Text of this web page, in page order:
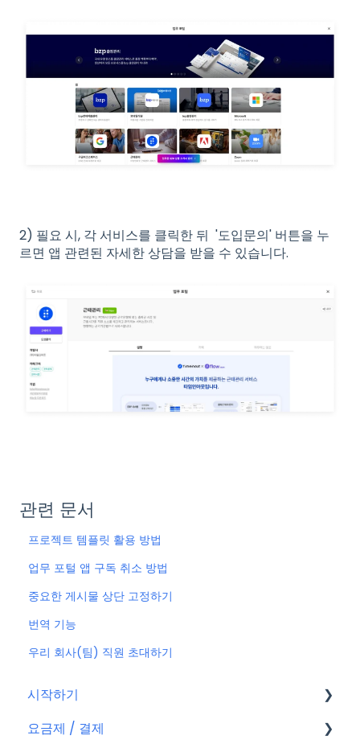
2) 필요 시, 각 서비스를 클릭한 뒤 '도입문의' 버튼을 누
르면 앱 관련된 자세한 상담을 받을 수 있습니다.
관련 문서
프로젝트 템플릿 활용 방법
업무 포털 앱 구독 취소 방법
중요한 게시물 상단 고정하기
번역 기능
우리 회사(팀) 직원 초대하기
시작하기
회원가입
요금제 / 결제